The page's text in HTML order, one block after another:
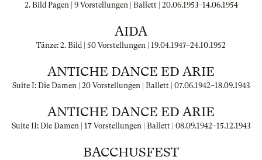
2. Bild Pagen | 9 Vorstellungen | Ballett | 20.06.1953–14.06.1954
AIDA
Tänze: 2. Bild | 50 Vorstellungen | 19.04.1947–24.10.1952
ANTICHE DANCE ED ARIE
Suite I: Die Damen | 20 Vorstellungen | Ballett | 07.06.1942–18.09.1943
ANTICHE DANCE ED ARIE
Suite II: Die Damen | 17 Vorstellungen | Ballett | 08.09.1942–15.12.1943
BACCHUSFEST